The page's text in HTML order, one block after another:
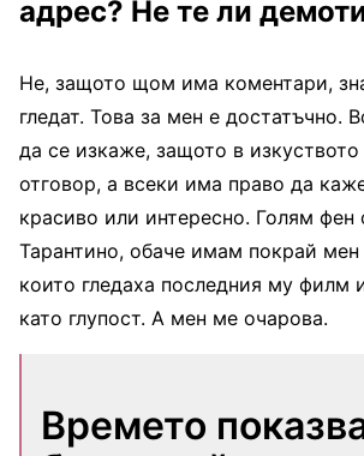
адрес? Не те ли
Не, защото щом има коментари,
гледат. Това за мен е достатъчно.
да се изкаже, защото в
отговор, а всеки има право да
красиво или интересно. Голям фен
Тарантино, обаче имам покрай мен
които гледаха последния му филм
като глупост. А мен ме очарова.
Времето